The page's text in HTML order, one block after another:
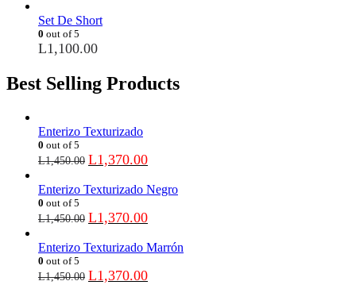
Set De Short
0 out of 5
L1,100.00
Best Selling Products
Enterizo Texturizado
0 out of 5
L1,450.00 L1,370.00
Enterizo Texturizado Negro
0 out of 5
L1,450.00 L1,370.00
Enterizo Texturizado Marrón
0 out of 5
L1,450.00 L1,370.00